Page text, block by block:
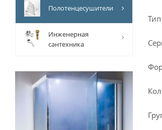
Полотенцесушители
Инженерная
сантехника